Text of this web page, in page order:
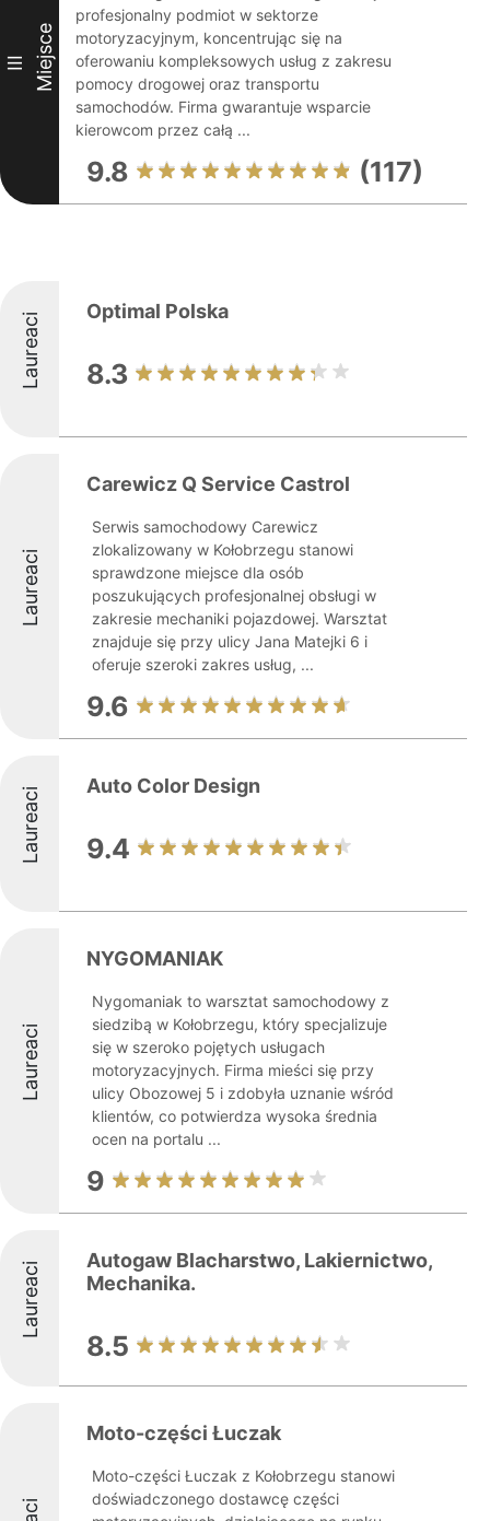
III Miejsce
profesjonalny podmiot w sektorze
motoryzacyjnym, koncentrując się na
oferowaniu kompleksowych usług z zakresu
pomocy drogowej oraz transportu
samochodów. Firma gwarantuje wsparcie
kierowcom przez całą ...
9.8 (117)
Laureaci Optimal Polska
8.3
Laureaci
Carewicz Q Service Castrol
Serwis samochodowy Carewicz
zlokalizowany w Kołobrzegu stanowi
sprawdzone miejsce dla osób
poszukujących profesjonalnej obsługi w
zakresie mechaniki pojazdowej. Warsztat
znajduje się przy ulicy Jana Matejki 6 i
oferuje szeroki zakres usług, ...
9.6
Laureaci Auto Color Design
9.4
Laureaci
NYGOMANIAK
Nygomaniak to warsztat samochodowy z
siedzibą w Kołobrzegu, który specjalizuje
się w szeroko pojętych usługach
motoryzacyjnych. Firma mieści się przy
ulicy Obozowej 5 i zdobyła uznanie wśród
klientów, co potwierdza wysoka średnia
ocen na portalu ...
9
Laureaci
Autogaw Blacharstwo, Lakiernictwo,
Mechanika.
8.5
Moto-części Łuczak
Moto-części Łuczak z Kołobrzegu stanowi
doświadczonego dostawcę części